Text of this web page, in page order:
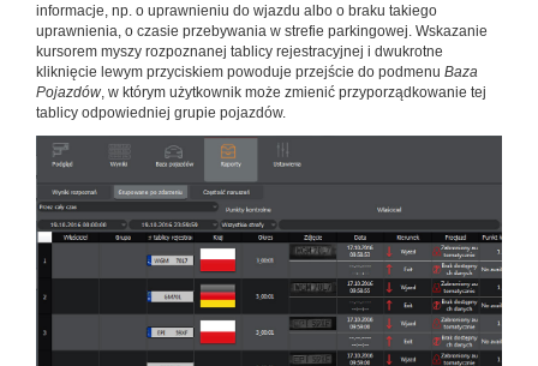
informacje, np. o uprawnieniu do wjazdu albo o braku takiego
uprawnienia, o czasie przebywania w strefie parkingowej. Wskazanie
kursorem myszy rozpoznanej tablicy rejestracyjnej i dwukrotne
kliknięcie lewym przyciskiem powoduje przejście do podmenu Baza
Pojazdów , w którym użytkownik może zmienić przyporządkowanie tej
tablicy odpowiedniej grupie pojazdów.